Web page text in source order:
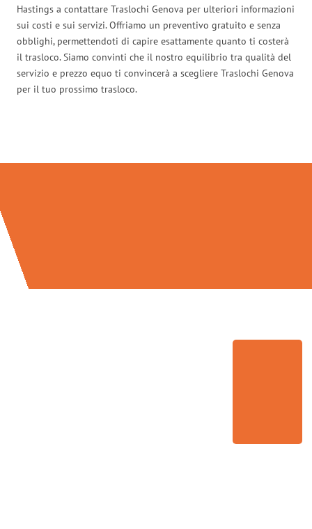
Hastings a contattare Traslochi Genova per ulteriori informazioni
sui costi e sui servizi. Offriamo un preventivo gratuito e senza
obblighi, permettendoti di capire esattamente quanto ti costerà
il trasloco. Siamo convinti che il nostro equilibrio tra qualità del
servizio e prezzo equo ti convincerà a scegliere Traslochi Genova
per il tuo prossimo trasloco.